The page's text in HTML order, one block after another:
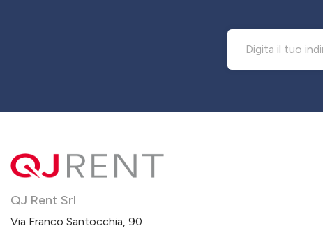
QJ Rent Srl
Via Franco Santocchia, 90